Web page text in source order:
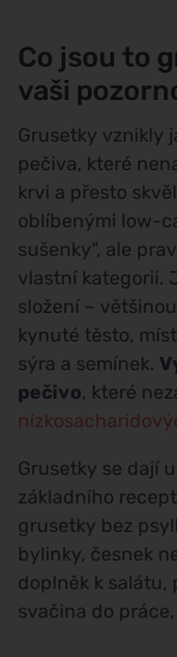
Co jsou to
vaši
Grusetky vznikly
pečiva, které
krvi a přesto
oblíbenými low-
sušenky", ale
vlastní kategorii.
složení –
kynuté těsto,
sýra a semínek.
pečivo, které
Grusetky se dají
základního
grusetky bez
bylinky, česnek
doplněk k salátu,
svačina do